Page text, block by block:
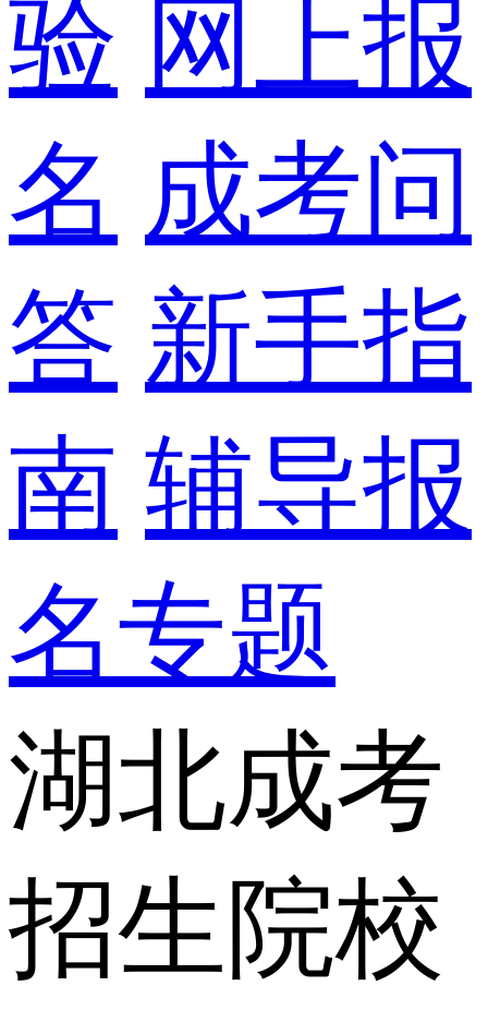
验 网上报
名 成考问
答 新手指
南 辅导报
名专题
湖北成考
招生院校